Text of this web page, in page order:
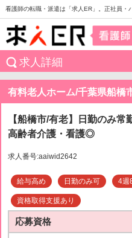
看護師の転職・派遣は「求人ER」。正社員・
求人詳細
有料老人ホーム/千葉県船橋
【船橋市/有老】日勤のみ
高齢者介護・看護◎
求人番号:aaiwid2642
給与高め 日勤のみ可 4週
資格取得支援あり
応募資格